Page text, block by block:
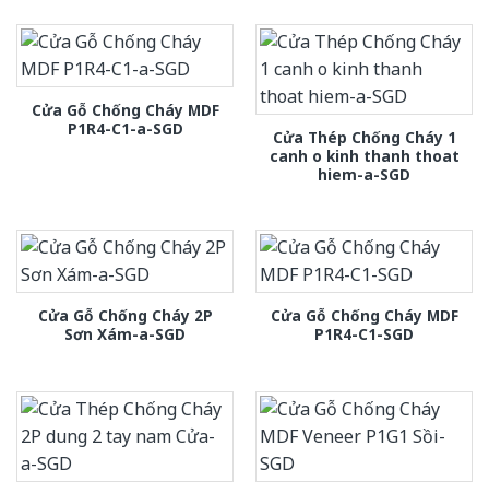
Cửa Gỗ Chống Cháy MDF
P1R4-C1-a-SGD
Cửa Thép Chống Cháy 1
canh o kinh thanh thoat
hiem-a-SGD
Cửa Gỗ Chống Cháy 2P
Sơn Xám-a-SGD
Cửa Gỗ Chống Cháy MDF
P1R4-C1-SGD